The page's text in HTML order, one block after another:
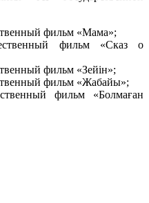
фильм «Мама»;
фильм «Сказ о
фильм «Зейін»;
фильм «Жабайы»;
фильм «Болмаған